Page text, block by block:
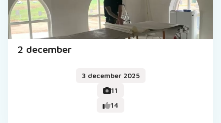
2 december
3 december 2025
11
14